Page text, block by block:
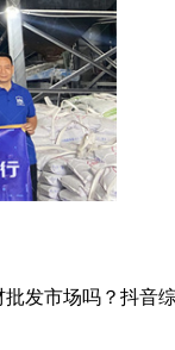
发市场吗？抖